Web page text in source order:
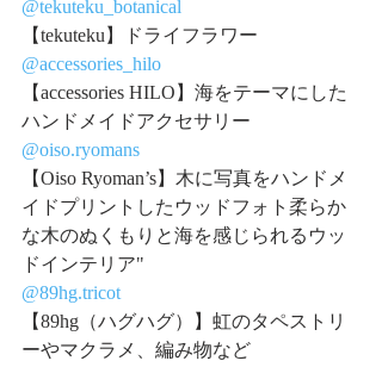
@tekuteku_botanical
【tekuteku】ドライフラワー
@accessories_hilo
【accessories HILO】海をテーマにした
ハンドメイドアクセサリー
@oiso.ryomans
【Oiso Ryoman’s】木に写真をハンドメ
イドプリントしたウッドフォト柔らか
な木のぬくもりと海を感じられるウッ
ドインテリア"
@89hg.tricot
【89hg（ハグハグ）】虹のタペストリ
ーやマクラメ、編み物など